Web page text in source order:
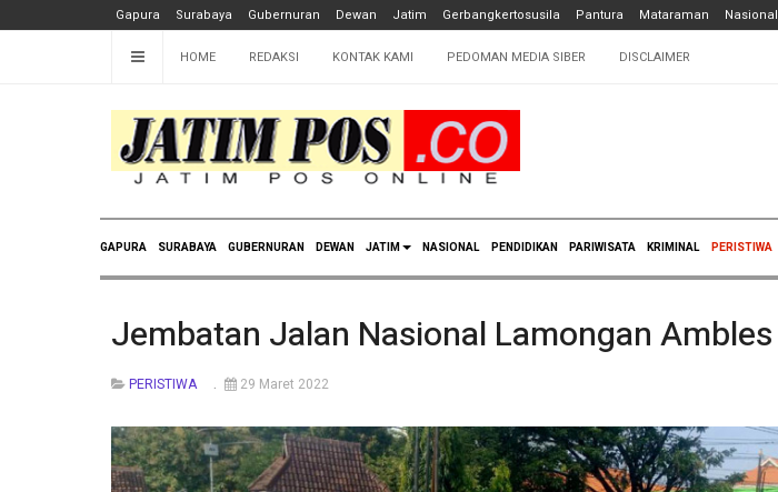
Gapura Surabaya Gubernuran Dewan Jatim Gerbangkertosusila Pantura Mataraman Nasional
HOME REDAKSI KONTAK KAMI PEDOMAN MEDIA SIBER DISCLAIMER
GAPURA SURABAYA GUBERNURAN DEWAN JATIM NASIONAL PENDIDIKAN PARIWISATA KRIMINAL PERISTIWA
Jembatan Jalan Nasional Lamongan Ambles
PERISTIWA 29 Maret 2022